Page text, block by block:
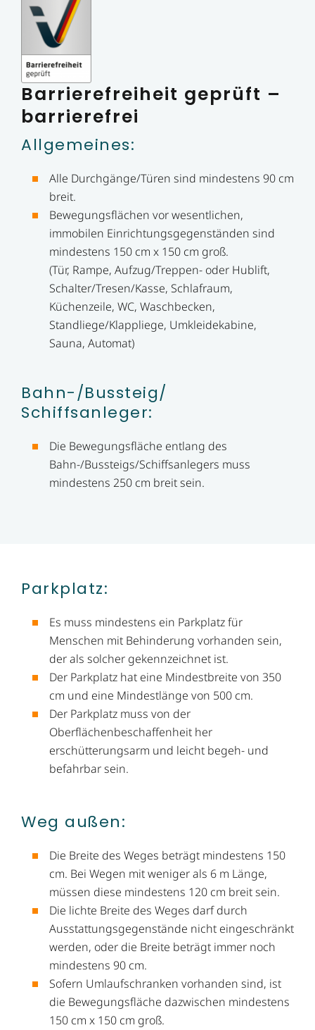
Barrierefreiheit geprüft –
barrierefrei
Allgemeines:
Alle Durchgänge/Türen sind mindestens 90 cm
breit.
Bewegungsflächen vor wesentlichen,
immobilen Einrichtungsgegenständen sind
mindestens 150 cm x 150 cm groß.
(Tür, Rampe, Aufzug/Treppen- oder Hublift,
Schalter/Tresen/Kasse, Schlafraum,
Küchenzeile, WC, Waschbecken,
Standliege/Klappliege, Umkleidekabine,
Sauna, Automat)
Bahn-/Bussteig/​
Schiffsanleger:
Die Bewegungsfläche entlang des
Bahn-/Bussteigs/Schiffsanlegers muss
mindestens 250 cm breit sein.
Parkplatz:
Es muss mindestens ein Parkplatz für
Menschen mit Behinderung vorhanden sein,
der als solcher gekennzeichnet ist.
Der Parkplatz hat eine Mindestbreite von 350
cm und eine Mindestlänge von 500 cm.
Der Parkplatz muss von der
Oberflächenbeschaffenheit her
erschütterungsarm und leicht begeh- und
befahrbar sein.
Weg außen:
Die Breite des Weges beträgt mindestens 150
cm. Bei Wegen mit weniger als 6 m Länge,
müssen diese mindestens 120 cm breit sein.
Die lichte Breite des Weges darf durch
Ausstattungsgegenstände nicht eingeschränkt
werden, oder die Breite beträgt immer noch
mindestens 90 cm.
Sofern Umlaufschranken vorhanden sind, ist
die Bewegungsfläche dazwischen mindestens
150 cm x 150 cm groß.